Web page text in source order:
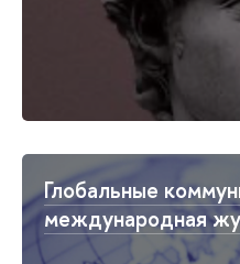
Глобальные
международная